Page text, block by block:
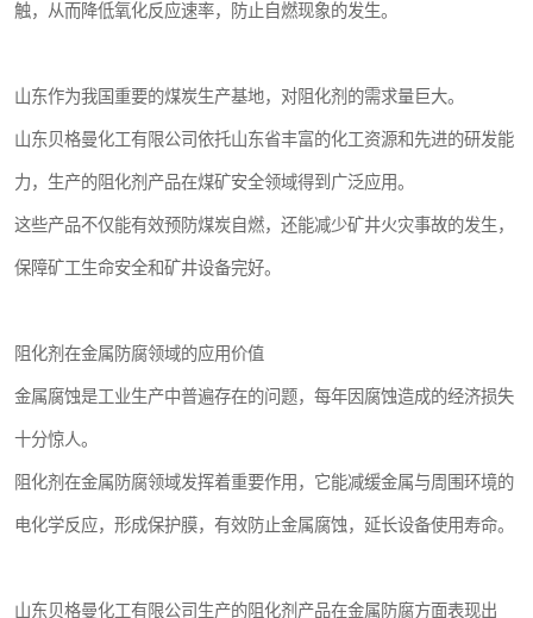
触，从而降低氧化反应速率，防止自燃现象的发生。
山东作为我国重要的煤炭生产基地，对阻化剂的需求量巨大。
山东贝格曼化工有限公司依托山东省丰富的化工资源和先进的研发能
力，生产的阻化剂产品在煤矿安全领域得到广泛应用。
这些产品不仅能有效预防煤炭自燃，还能减少矿井火灾事故的发生，
保障矿工生命安全和矿井设备完好。
阻化剂在金属防腐领域的应用价值
金属腐蚀是工业生产中普遍存在的问题，每年因腐蚀造成的经济损失
十分惊人。
阻化剂在金属防腐领域发挥着重要作用，它能减缓金属与周围环境的
电化学反应，形成保护膜，有效防止金属腐蚀，延长设备使用寿命。
山东贝格曼化工有限公司生产的阻化剂产品在金属防腐方面表现出